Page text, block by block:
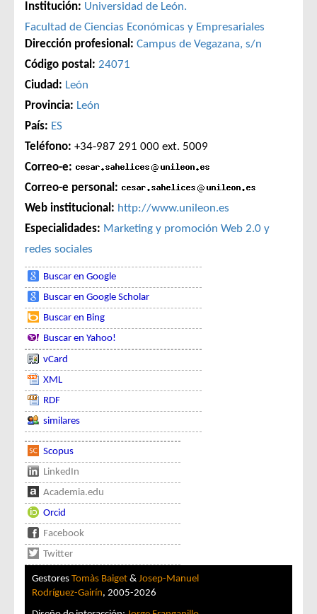
Institución: Universidad de León.
Facultad de Ciencias Económicas y Empresariales
Dirección profesional: Campus de Vegazana, s/n
Código postal: 24071
Ciudad: León
Provincia: León
País: ES
Teléfono: +34-987 291 000 ext. 5009
Correo-e:
Correo-e personal:
Web institucional: http://www.unileon.es
Especialidades: Marketing y promoción Web 2.0 y
redes sociales
Buscar en Google
Buscar en Google Scholar
Buscar en Bing
Buscar en Yahoo!
vCard
XML
RDF
similares
Scopus
LinkedIn
Academia.edu
Orcid
Facebook
Twitter
Gestores Tomàs Baiget & Josep-Manuel
Rodríguez-Gairín, 2005-2026